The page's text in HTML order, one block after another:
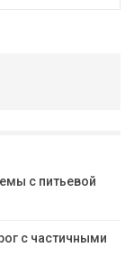
с питьевой
с частичными